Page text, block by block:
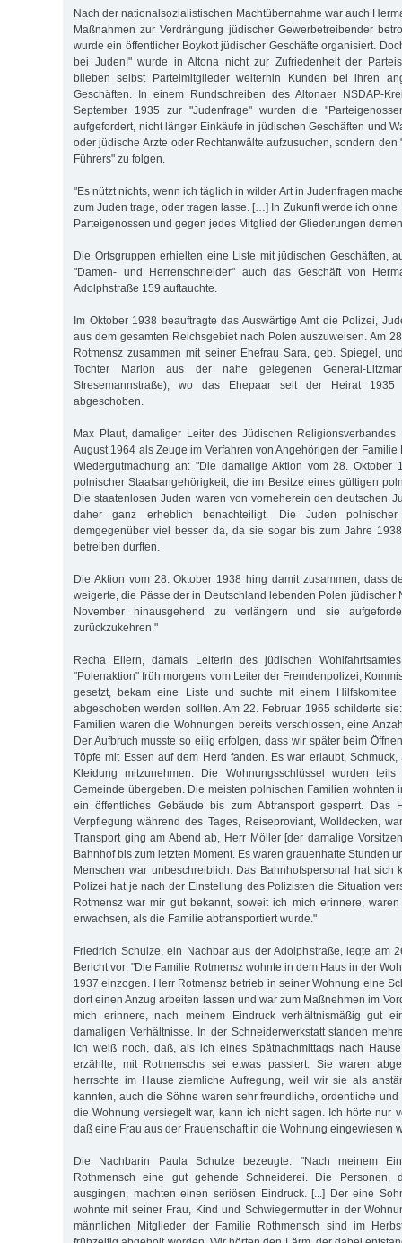
Nach der nationalsozialistischen Machtübernahme war auch
Maßnahmen zur Verdrängung jüdischer Gewerbetreibender
wurde ein öffentlicher Boykott jüdischer Geschäfte organisiert.
bei Juden!" wurde in Altona nicht zur Zufriedenheit der
blieben selbst Parteimitglieder weiterhin Kunden bei ihren
Geschäften. In einem Rundschreiben des Altonaer NSDAP-
September 1935 zur "Judenfrage" wurden die
aufgefordert, nicht länger Einkäufe in jüdischen Geschäften und
oder jüdische Ärzte oder Rechtanwälte aufzusuchen, sondern den
Führers" zu folgen.
"Es nützt nichts, wenn ich täglich in wilder Art in Judenfragen
zum Juden trage, oder tragen lasse. […] In Zukunft werde ich
Parteigenossen und gegen jedes Mitglied der Gliederungen
Die Ortsgruppen erhielten eine Liste mit jüdischen Geschäften,
"Damen- und Herrenschneider" auch das Geschäft von
Adolphstraße 159 auftauchte.
Im Oktober 1938 beauftragte das Auswärtige Amt die Polizei,
aus dem gesamten Reichsgebiet nach Polen auszuweisen. Am
Rotmensz zusammen mit seiner Ehefrau Sara, geb. Spiegel,
Tochter Marion aus der nahe gelegenen General-
Stresemannstraße), wo das Ehepaar seit der Heirat 1935
abgeschoben.
Max Plaut, damaliger Leiter des Jüdischen
August 1964 als Zeuge im Verfahren von Angehörigen der Familie
Wiedergutmachung an: "Die damalige Aktion vom 28. Oktober
polnischer Staatsangehörigkeit, die im Besitze eines gültigen
Die staatenlosen Juden waren von vorneherein den deutschen
daher ganz erheblich benachteiligt. Die Juden polnischer
demgegenüber viel besser da, da sie sogar bis zum Jahre
betreiben durften.
Die Aktion vom 28. Oktober 1938 hing damit zusammen, dass
weigerte, die Pässe der in Deutschland lebenden Polen jüdischer
November hinausgehend zu verlängern und sie
zurückzukehren."
Recha Ellern, damals Leiterin des jüdischen
"Polenaktion" früh morgens vom Leiter der Fremdenpolizei,
gesetzt, bekam eine Liste und suchte mit einem
abgeschoben werden sollten. Am 22. Februar 1965 schilderte
Familien waren die Wohnungen bereits verschlossen, eine
Der Aufbruch musste so eilig erfolgen, dass wir später beim
Töpfe mit Essen auf dem Herd fanden. Es war erlaubt,
Kleidung mitzunehmen. Die Wohnungsschlüssel wurden
Gemeinde übergeben. Die meisten polnischen Familien wohnten
ein öffentliches Gebäude bis zum Abtransport gesperrt. Das
Verpflegung während des Tages, Reiseproviant, Wolldecken,
Transport ging am Abend ab, Herr Möller [der damalige
Bahnhof bis zum letzten Moment. Es waren grauenhafte Stunden
Menschen war unbeschreiblich. Das Bahnhofspersonal hat sich
Polizei hat je nach der Einstellung des Polizisten die Situation
Rotmensz war mir gut bekannt, soweit ich mich erinnere,
erwachsen, als die Familie abtransportiert wurde."
Friedrich Schulze, ein Nachbar aus der Adolphstraße, legte am
Bericht vor: "Die Familie Rotmensz wohnte in dem Haus in der
1937 einzogen. Herr Rotmensz betrieb in seiner Wohnung eine
dort einen Anzug arbeiten lassen und war zum Maßnehmen im
mich erinnere, nach meinem Eindruck verhältnismäßig gut
damaligen Verhältnisse. In der Schneiderwerkstatt standen
Ich weiß noch, daß, als ich eines Spätnachmittags nach
erzählte, mit Rotmenschs sei etwas passiert. Sie waren
herrschte im Hause ziemliche Aufregung, weil wir sie als
kannten, auch die Söhne waren sehr freundliche, ordentliche
die Wohnung versiegelt war, kann ich nicht sagen. Ich hörte nur
daß eine Frau aus der Frauenschaft in die Wohnung eingewiesen
Die Nachbarin Paula Schulze bezeugte: "Nach meinem
Rothmensch eine gut gehende Schneiderei. Die
ausgingen, machten einen seriösen Eindruck. [...] Der eine
wohnte mit seiner Frau, Kind und Schwiegermutter in der
männlichen Mitglieder der Familie Rothmensch sind im